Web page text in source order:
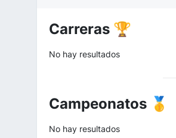
Carreras 🏆
No hay resultados
Campeonatos 🥇
No hay resultados